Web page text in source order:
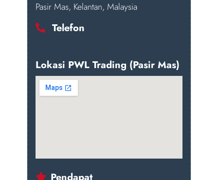
Pasir Mas, Kelantan, Malaysia
Telefon
Lokasi PWL Trading (Pasir Mas)